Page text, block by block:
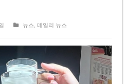
휴무 확정… 8월 29일~9월 2일
도미사일 요격 실패…드론, 모스크바 집
불복 청구 기각
뉴스 ,데일리 뉴스